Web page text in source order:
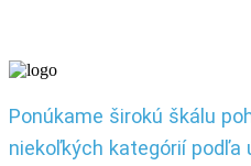
Ponúkame širokú škálu
niekoľkých kategórií podľa